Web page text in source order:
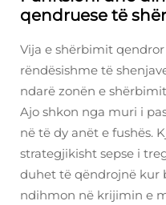
qendruese të
Vija e shërbimit
rëndësishme të
ndarë zonën e
Ajo shkon nga muri i
në të dy anët e fushës.
strategjikisht sepse i
duhet të qëndrojnë kur
ndihmon në krijimin e